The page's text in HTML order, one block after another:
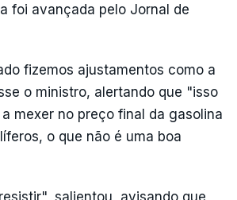
foi avançada pelo Jornal de
fizemos ajustamentos como a
o ministro, alertando que "isso
mexer no preço final da gasolina
o que não é uma boa
salientou, avisando que